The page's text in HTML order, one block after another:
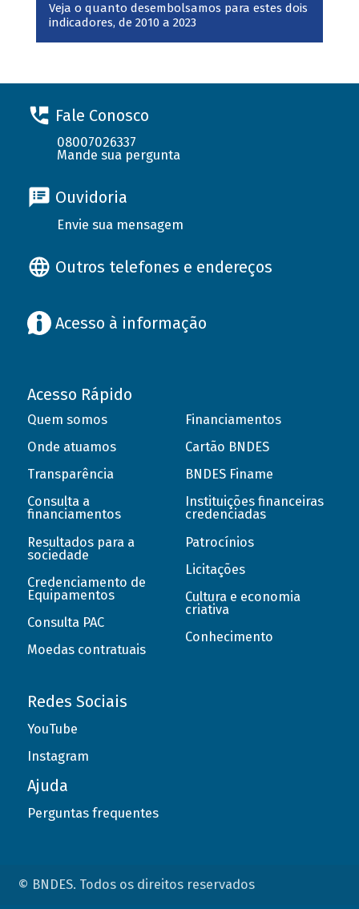
Veja o quanto desembolsamos para estes dois
indicadores, de 2010 a 2023
Fale Conosco
08007026337
Mande sua pergunta
Ouvidoria
Envie sua mensagem
Outros telefones e endereços
Acesso à informação
Acesso Rápido
Quem somos
Onde atuamos
Transparência
Consulta a
financiamentos
Resultados para a
sociedade
Credenciamento de
Equipamentos
Consulta PAC
Moedas contratuais
Financiamentos
Cartão BNDES
BNDES Finame
Instituições financeiras
credenciadas
Patrocínios
Licitações
Cultura e economia
criativa
Conhecimento
Redes Sociais
YouTube
Instagram
Ajuda
Perguntas frequentes
© BNDES. Todos os direitos reservados